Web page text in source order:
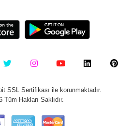
SSL Sertifikası ile korunmaktadır.
Tüm Hakları Saklıdır.